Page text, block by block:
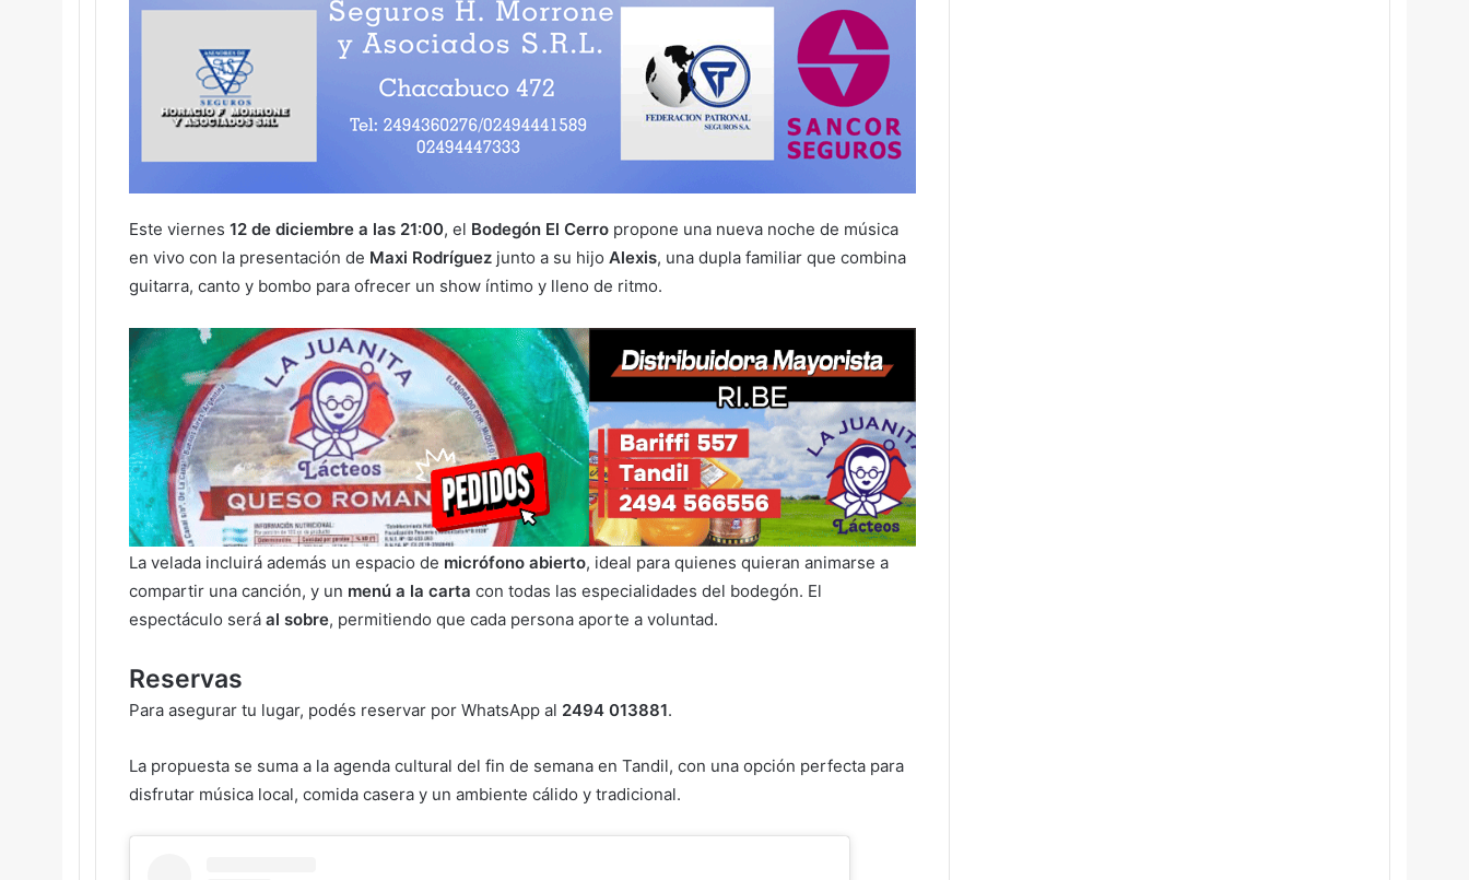
Este viernes 12 de diciembre a las 21:00, el Bodegón El Cerro propone una nueva noche de música
en vivo con la presentación de Maxi Rodríguez junto a su hijo Alexis, una dupla familiar que combina
guitarra, canto y bombo para ofrecer un show íntimo y lleno de ritmo.
La velada incluirá además un espacio de micrófono abierto, ideal para quienes quieran animarse a
compartir una canción, y un menú a la carta con todas las especialidades del bodegón. El
espectáculo será al sobre, permitiendo que cada persona aporte a voluntad.
Reservas
Para asegurar tu lugar, podés reservar por WhatsApp al 2494 013881.
La propuesta se suma a la agenda cultural del fin de semana en Tandil, con una opción perfecta para
disfrutar música local, comida casera y un ambiente cálido y tradicional.